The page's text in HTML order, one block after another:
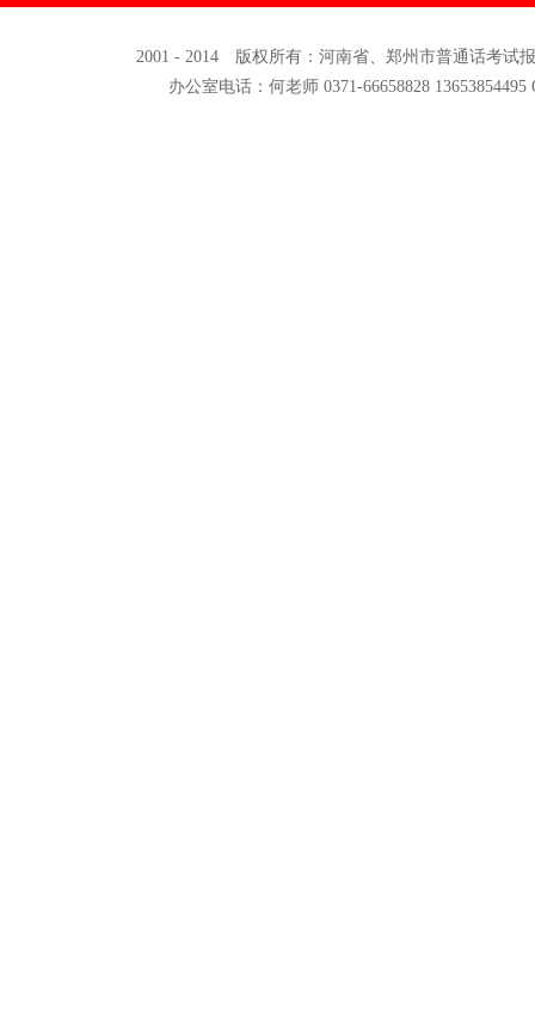
2001 - 2014 版权所有：河南省、郑州市普通话考试
办公室电话：何老师 0371-66658828